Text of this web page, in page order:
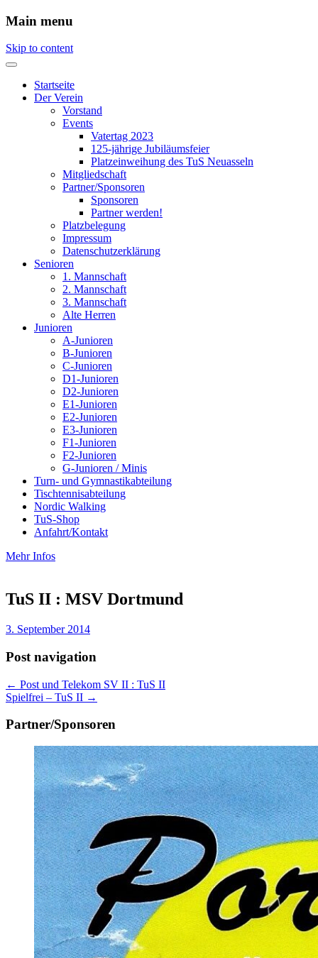
Main menu
Skip to content
Startseite
Der Verein
Vorstand
Events
Vatertag 2023
125-jährige Jubiläumsfeier
Platzeinweihung des TuS Neuasseln
Mitgliedschaft
Partner/Sponsoren
Sponsoren
Partner werden!
Platzbelegung
Impressum
Datenschutzerklärung
Senioren
1. Mannschaft
2. Mannschaft
3. Mannschaft
Alte Herren
Junioren
A-Junioren
B-Junioren
C-Junioren
D1-Junioren
D2-Junioren
E1-Junioren
E2-Junioren
E3-Junioren
F1-Junioren
F2-Junioren
G-Junioren / Minis
Turn- und Gymnastikabteilung
Tischtennisabteilung
Nordic Walking
TuS-Shop
Anfahrt/Kontakt
Mehr Infos
TuS II : MSV Dortmund
3. September 2014
Post navigation
← Post und Telekom SV II : TuS II
Spielfrei – TuS II →
Partner/Sponsoren